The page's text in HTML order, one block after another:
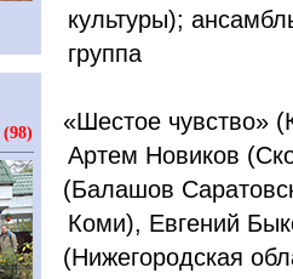
культуры);
группа
«Шестое чувство» (
Артем Новиков (
(Балашов
Коми), Евгений
(Нижегородская
(98)